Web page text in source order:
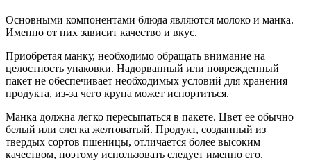
Основными компонентами блюда являются молоко и манка.
Именно от них зависит качество и вкус.
Приобретая манку, необходимо обращать внимание на
целостность упаковки. Надорванный или поврежденный
пакет не обеспечивает необходимых условий для хранения
продукта, из-за чего крупа может испортиться.
Манка должна легко пересыпаться в пакете. Цвет ее обычно
белый или слегка желтоватый. Продукт, созданный из
твердых сортов пшеницы, отличается более высоким
качеством, поэтому использовать следует именно его.